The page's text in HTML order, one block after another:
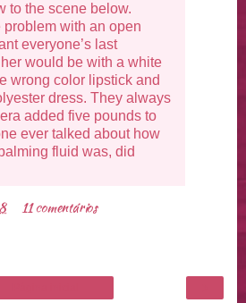
to the scene below.
problem with an open
everyone’s last
would be with a white
wrong color lipstick and
dress. They always
added five pounds to
ever talked about how
fluid was, did
11 comentários